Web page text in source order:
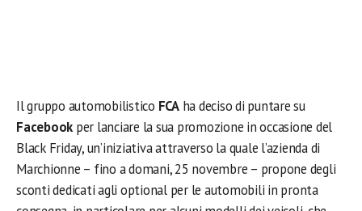
Il gruppo automobilistico FCAha deciso di puntare su
Facebook per lanciare la sua promozione in occasione del
Black Friday, un’iniziativa attraverso la quale l’azienda di
Marchionne – fino a domani, 25 novembre – propone degli
sconti dedicati agli optional per le automobili in pronta